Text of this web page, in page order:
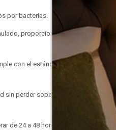
por bacterias.
proporcionando
con el estándar
sin perder soporte en
de 24 a 48 horas